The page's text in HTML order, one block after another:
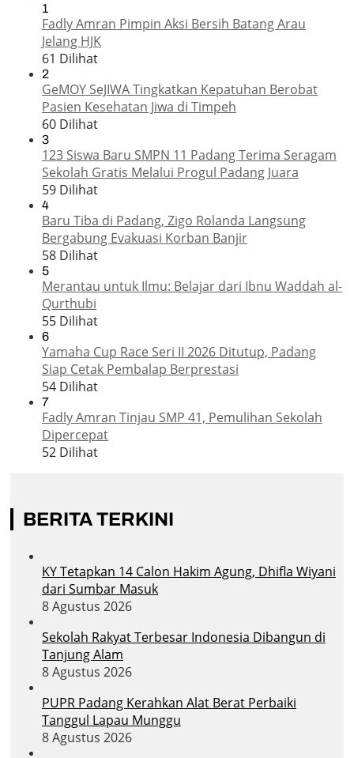
1
Fadly Amran Pimpin Aksi Bersih Batang Arau
Jelang HJK
61 Dilihat
2
GeMOY SeJIWA Tingkatkan Kepatuhan Berobat
Pasien Kesehatan Jiwa di Timpeh
60 Dilihat
3
123 Siswa Baru SMPN 11 Padang Terima Seragam
Sekolah Gratis Melalui Progul Padang Juara
59 Dilihat
4
Baru Tiba di Padang, Zigo Rolanda Langsung
Bergabung Evakuasi Korban Banjir
58 Dilihat
5
Merantau untuk Ilmu: Belajar dari Ibnu Waddah al-
Qurthubi
55 Dilihat
6
Yamaha Cup Race Seri II 2026 Ditutup, Padang
Siap Cetak Pembalap Berprestasi
54 Dilihat
7
Fadly Amran Tinjau SMP 41, Pemulihan Sekolah
Dipercepat
52 Dilihat
BERITA TERKINI
KY Tetapkan 14 Calon Hakim Agung, Dhifla Wiyani
dari Sumbar Masuk
8 Agustus 2026
Sekolah Rakyat Terbesar Indonesia Dibangun di
Tanjung Alam
8 Agustus 2026
PUPR Padang Kerahkan Alat Berat Perbaiki
Tanggul Lapau Munggu
8 Agustus 2026